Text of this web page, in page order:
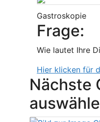
Gastroskopie
Frage:
Wie lautet Ihre
Hier klicken für
Nächste